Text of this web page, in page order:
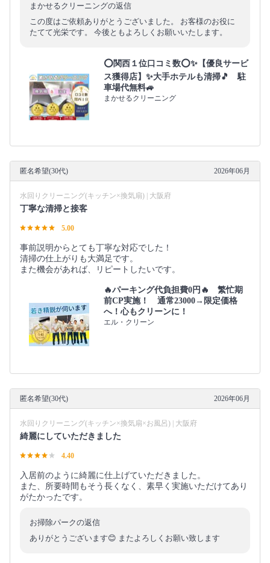
まかせるクリーニングの返信
この度はご依頼ありがとうございました。 お客様のお役に
たてて光栄です。 今後ともよろしくお願いいたします。
⭕関西１位口コミ数⭕✨【優良サービ
ス獲得店】✨大手ホテルも清掃🎵 駐
車場代無料🚙
まかせるクリーニング
匿名希望(30代) 2026年06月
水回りクリーニング(キッチン×換気扇) | 大阪府
丁寧な清掃と接客
5.00
事前説明からとても丁寧な対応でした！
清掃の仕上がりも大満足です。
また機会があれば、リピートしたいです。
🔥パーキング代負担費0円🔥 繁忙期
前CP実施！ 通常23000→限定価格
へ！心もクリーンに！
エル・クリーン
匿名希望(30代) 2026年06月
水回りクリーニング(キッチン×換気扇×お風呂) | 大阪府
綺麗にしていただきました
4.40
入居前のように綺麗に仕上げていただきました。
また、所要時間もそう長くなく、素早く実施いただけてあり
がたかったです。
お掃除パークの返信
ありがとうございます😊 またよろしくお願い致します